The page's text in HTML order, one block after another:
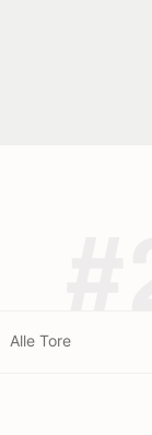
Alle Tore